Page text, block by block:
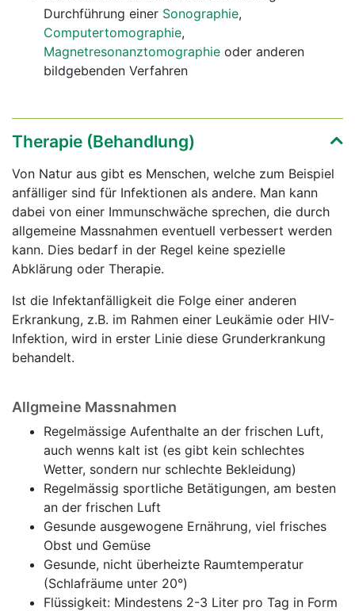
Durchführung einer Sonographie,
Computertomographie,
Magnetresonanztomographie oder anderen
bildgebenden Verfahren
Therapie (Behandlung)
Von Natur aus gibt es Menschen, welche zum Beispiel
anfälliger sind für Infektionen als andere. Man kann
dabei von einer Immunschwäche sprechen, die durch
allgemeine Massnahmen eventuell verbessert werden
kann. Dies bedarf in der Regel keine spezielle
Abklärung oder Therapie.
Ist die Infektanfälligkeit die Folge einer anderen
Erkrankung, z.B. im Rahmen einer Leukämie oder HIV-
Infektion, wird in erster Linie diese Grunderkrankung
behandelt.
Allgmeine Massnahmen
Regelmässige Aufenthalte an der frischen Luft,
auch wenns kalt ist (es gibt kein schlechtes
Wetter, sondern nur schlechte Bekleidung)
Regelmässig sportliche Betätigungen, am besten
an der frischen Luft
Gesunde ausgewogene Ernährung, viel frisches
Obst und Gemüse
Gesunde, nicht überheizte Raumtemperatur
(Schlafräume unter 20°)
Flüssigkeit: Mindestens 2-3 Liter pro Tag in Form